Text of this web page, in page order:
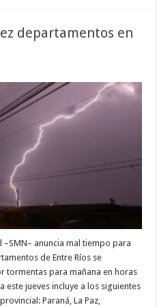
departamentos en
anuncia mal tiempo para
de Entre Ríos se
tormentas para mañana en horas
este jueves incluye a los siguientes
Paraná, La Paz,